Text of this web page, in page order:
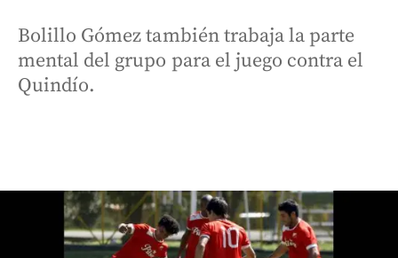
Bolillo Gómez también trabaja la parte
mental del grupo para el juego contra el
Quindío.